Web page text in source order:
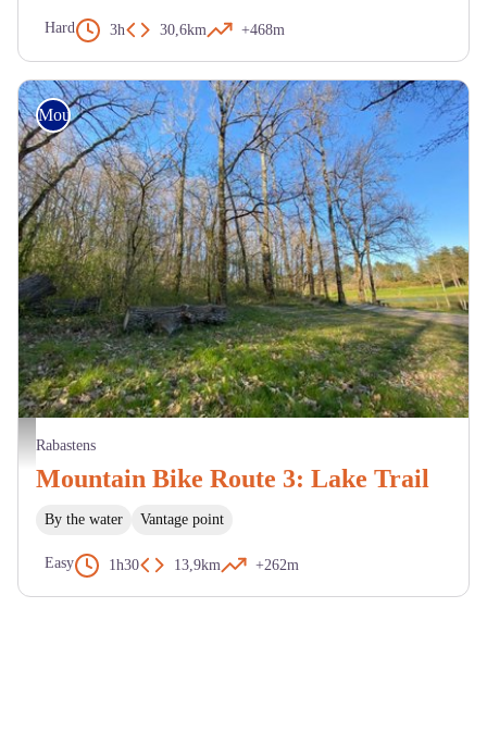
Hard 3h 30,6km +468m
Lac des Auzerals - M. Cazeméa
Mountain Bike
Rabastens
Mountain Bike Route 3: Lake Trail
By the water Vantage point
Easy 1h30 13,9km +262m